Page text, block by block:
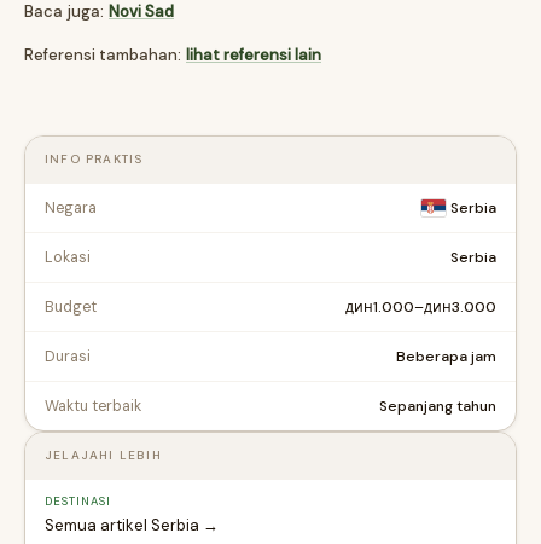
Baca juga: Novi Sad
Referensi tambahan: lihat referensi lain
INFO PRAKTIS
Negara Serbia
Lokasi Serbia
Budget дин1.000–дин3.000
Durasi Beberapa jam
Waktu terbaik Sepanjang tahun
JELAJAHI LEBIH
DESTINASI
Semua artikel Serbia →